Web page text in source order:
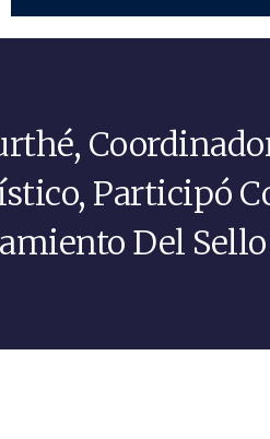
Participó
Del